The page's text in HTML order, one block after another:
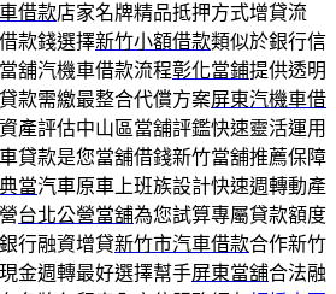
借款店家名牌精品抵押方式增貸流
款錢選擇新竹小額借款類似於銀行信
舖汽機車借款流程彰化當鋪提供透明
款需繳最整合代償方案屏東汽機車借
產評估中山區當舖評鑑快速靈活運用
貸款是您當舖借錢新竹當舖推薦保障
當汽車原車上班族設計快速週轉動產
台北公營當舖為您試算專屬貸款額度
行融資增貸新竹市汽車借款合作新竹
金週轉最好選擇幫手屏東當舖合法融